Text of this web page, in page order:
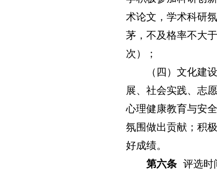
术论文，学术科研
茅，不及格率不大于
次）；
（四）文化建
展、社会实践、志
心理健康教育与安
氛围做出贡献；积
好成绩。
第六条 评选时